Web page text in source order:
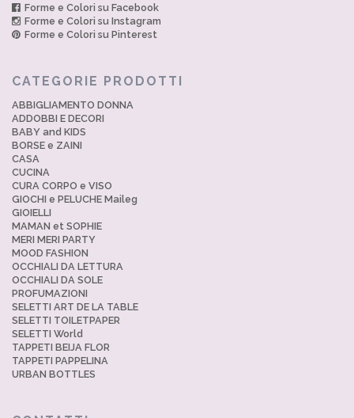
Forme e Colori su Facebook
Forme e Colori su Instagram
Forme e Colori su Pinterest
CATEGORIE PRODOTTI
ABBIGLIAMENTO DONNA
ADDOBBI E DECORI
BABY and KIDS
BORSE e ZAINI
CASA
CUCINA
CURA CORPO e VISO
GIOCHI e PELUCHE Maileg
GIOIELLI
MAMAN et SOPHIE
MERI MERI PARTY
MOOD FASHION
OCCHIALI DA LETTURA
OCCHIALI DA SOLE
PROFUMAZIONI
SELETTI ART DE LA TABLE
SELETTI TOILETPAPER
SELETTI World
TAPPETI BEIJA FLOR
TAPPETI PAPPELINA
URBAN BOTTLES